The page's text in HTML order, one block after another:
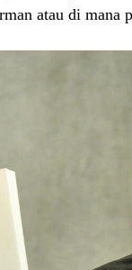
atau di mana